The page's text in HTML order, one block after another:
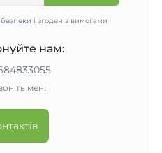
і згоден з вимогами
нам:
мені